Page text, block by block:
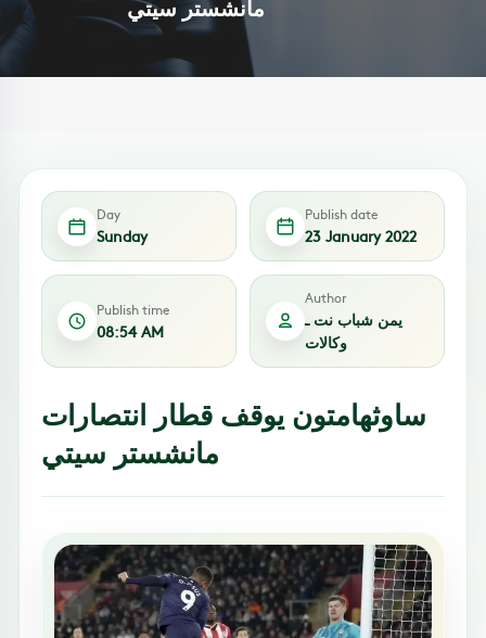
مانشستر سيتي
Day
Sunday
Publish date
23 January 2022
Publish time
08:54 AM
Author
يمن شباب نت ـ
وكالات
ساوثهامتون يوقف قطار انتصارات
مانشستر سيتي